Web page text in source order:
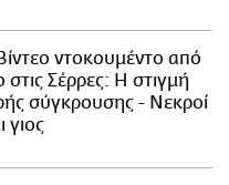
ντοκουμέντο από
στις Σέρρες: Η στιγμή
σύγκρουσης - Νεκροί
γιος